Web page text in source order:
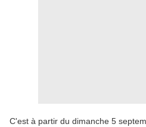
C'est à partir du dimanche 5